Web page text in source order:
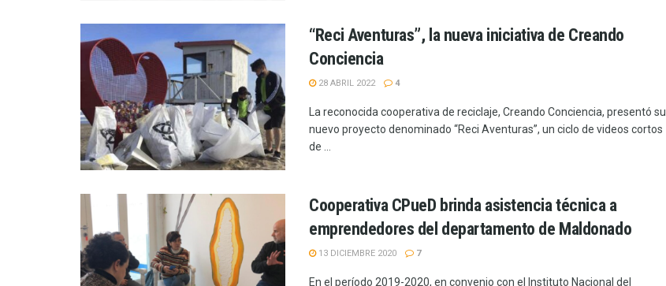
“Reci Aventuras”, la nueva iniciativa de Creando
Conciencia
28 ABRIL 2022 4
La reconocida cooperativa de reciclaje, Creando Conciencia, presentó su
nuevo proyecto denominado “Reci Aventuras”, un ciclo de videos cortos
de ...
Cooperativa CPueD brinda asistencia técnica a
emprendedores del departamento de Maldonado
13 DICIEMBRE 2020 7
En el período 2019-2020, en convenio con el Instituto Nacional del